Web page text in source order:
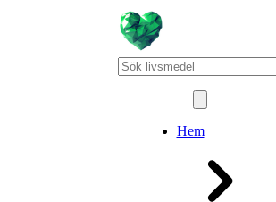
Hem